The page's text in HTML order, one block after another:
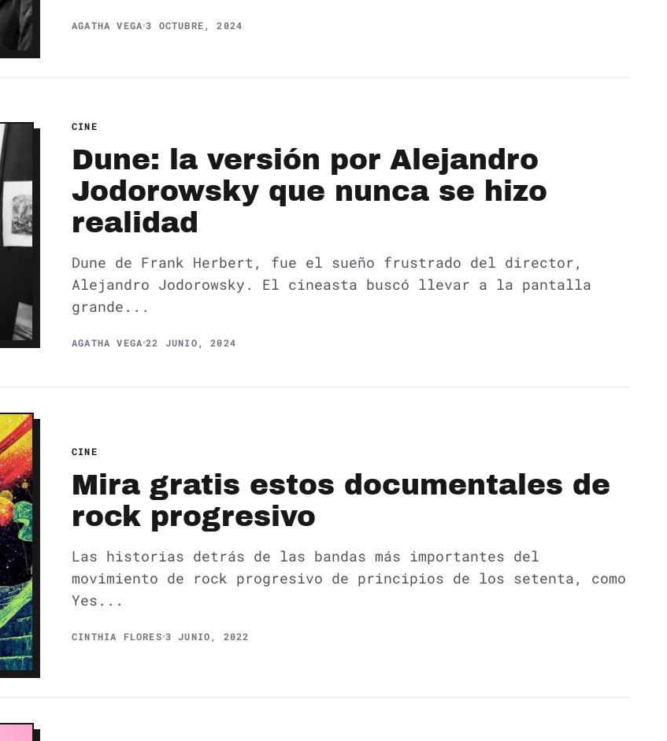
AGATHA VEGA 3 OCTUBRE, 2024
CINE
Dune: la versión por Alejandro
Jodorowsky que nunca se hizo
realidad
Dune de Frank Herbert, fue el sueño frustrado del director,
Alejandro Jodorowsky. El cineasta buscó llevar a la pantalla
grande...
AGATHA VEGA 22 JUNIO, 2024
CINE
Mira gratis estos documentales de
rock progresivo
Las historias detrás de las bandas más importantes del
movimiento de rock progresivo de principios de los setenta, como
Yes...
CINTHIA FLORES 3 JUNIO, 2022